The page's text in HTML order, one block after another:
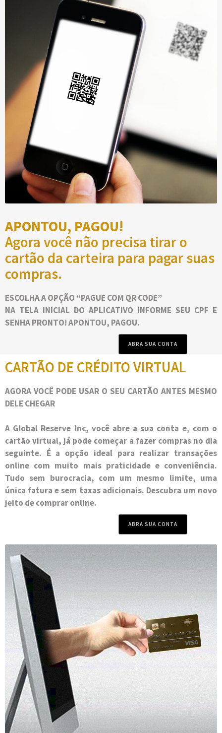
APONTOU, PAGOU!
Agora você não precisa tirar o
cartão da carteira para pagar suas
compras.
ESCOLHA A OPÇÃO “PAGUE COM QR CODE”
NA TELA INICIAL DO APLICATIVO INFORME SEU CPF E
SENHA PRONTO! APONTOU, PAGOU.
ABRA SUA CONTA
CARTÃO DE CRÉDITO VIRTUAL
AGORA VOCÊ PODE USAR O SEU CARTÃO ANTES MESMO
DELE CHEGAR
A Global Reserve Inc, você abre a sua conta e, com o
cartão virtual, já pode começar a fazer compras no dia
seguinte. É a opção ideal para realizar transações
online com muito mais praticidade e conveniência.
Tudo sem burocracia, com um mesmo limite, uma
única fatura e sem taxas adicionais. Descubra um novo
jeito de comprar online.
ABRA SUA CONTA